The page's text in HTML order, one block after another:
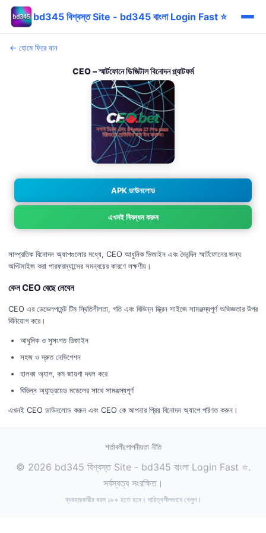
bd345 বিশ্বস্ত Site - bd345 বাংলা Login Fast ⭐
← হোমে ফিরে যান
CEO – স্মার্টফোনে ডিজিটাল বিনোদন প্ল্যাটফর্ম
APK ডাউনলোড
এখনই নিবন্ধন করুন
সাম্প্রতিক বিনোদন অ্যাপগুলোর মধ্যে, CEO আধুনিক ডিজাইন এবং দৈনন্দিন স্মার্টফোনের জন্য
অপ্টিমাইজ করা পারফরম্যান্সের সমন্বয়ের কারণে লক্ষণীয়।
কেন CEO বেছে নেবেন
CEO এর ডেভেলপমেন্ট টিম স্থিতিশীলতা, গতি এবং বিভিন্ন স্ক্রিন সাইজে সামঞ্জস্যপূর্ণ অভিজ্ঞতার উপর
বিনিয়োগ করে।
আধুনিক ও সুসংগত ডিজাইন
সহজ ও দ্রুত নেভিগেশন
হালকা অ্যাপ, কম জায়গা দখল করে
বিভিন্ন অ্যান্ড্রয়েড মডেলের সাথে সামঞ্জস্যপূর্ণ
এখনই CEO ডাউনলোড করুন এবং CEO কে আপনার প্রিয় বিনোদন অ্যাপে পরিণত করুন।
শর্তাবলীগোপনীয়তা নীতি
© 2026 bd345 বিশ্বস্ত Site - bd345 বাংলা Login Fast ⭐.
সর্বস্বত্ব সংরক্ষিত।
ব্যবহারকারীর বয়স ১৮+ হতে হবে। দায়িত্বশীলভাবে খেলুন।